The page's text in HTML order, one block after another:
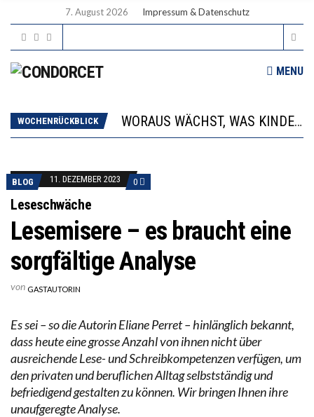
7. August 2026 Impressum & Datenschutz
MENU
WOCHENRÜCKBLICK
“WIR BEOBACHTEN EINEN REGELRECHTEN STURZFLUG BEI DEN LERNLEISTUNGEN”
BLOG 11. DEZEMBER 2023 0
Leseschwäche
Lesemisere – es braucht eine
sorgfältige Analyse
von GASTAUTORIN
Es sei – so die Autorin Eliane Perret – hinlänglich bekannt,
dass heute eine grosse Anzahl von ihnen nicht über
ausreichende Lese- und Schreibkompetenzen verfügen, um
den privaten und beruflichen Alltag selbstständig und
befriedigend gestalten zu können. Wir bringen Ihnen ihre
unaufgeregte Analyse.